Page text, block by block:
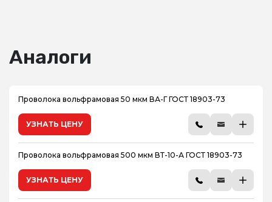
Аналоги
Проволока вольфрамовая 50 мкм ВА-Г ГОСТ 18903-73
УЗНАТЬ ЦЕНУ
Проволока вольфрамовая 500 мкм ВТ-10-А ГОСТ 18903-73
УЗНАТЬ ЦЕНУ